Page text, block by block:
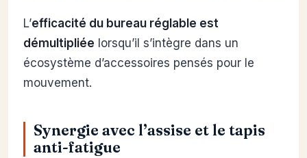
L’efficacité du bureau réglable est
démultipliée lorsqu’il s’intègre dans un
écosystème d’accessoires pensés pour le
mouvement.
Synergie avec l’assise et le tapis
anti-fatigue